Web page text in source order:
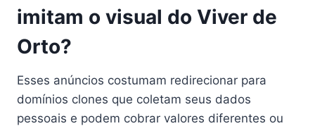
imitam o visual do Viver de
Orto?
Esses anúncios costumam redirecionar para
domínios clones que coletam seus dados
pessoais e podem cobrar valores diferentes ou